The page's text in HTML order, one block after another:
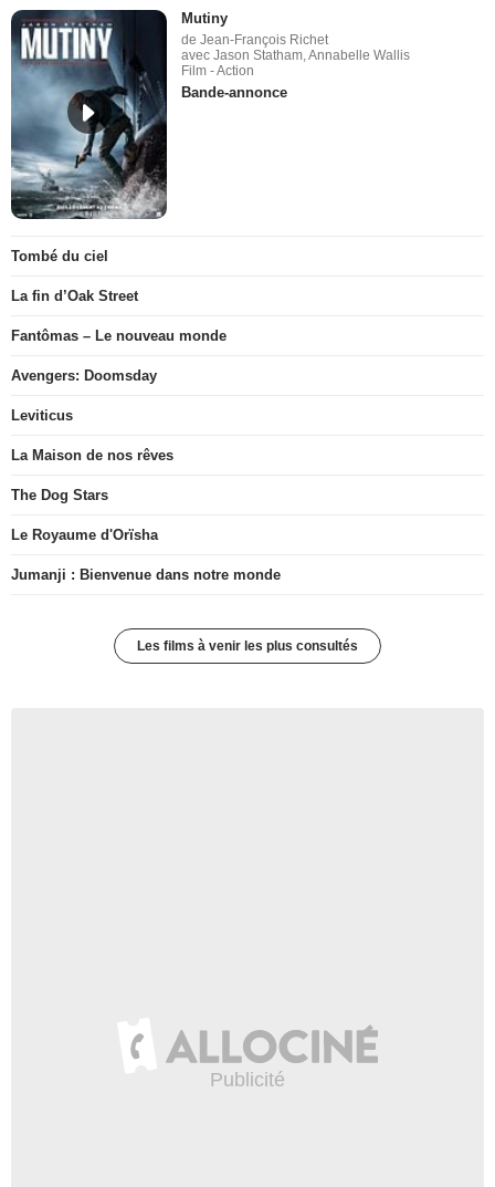
Mutiny
de Jean-François Richet
avec Jason Statham, Annabelle Wallis
Film - Action
Bande-annonce
Tombé du ciel
La fin d’Oak Street
Fantômas – Le nouveau monde
Avengers: Doomsday
Leviticus
La Maison de nos rêves
The Dog Stars
Le Royaume d'Orïsha
Jumanji : Bienvenue dans notre monde
Les films à venir les plus consultés